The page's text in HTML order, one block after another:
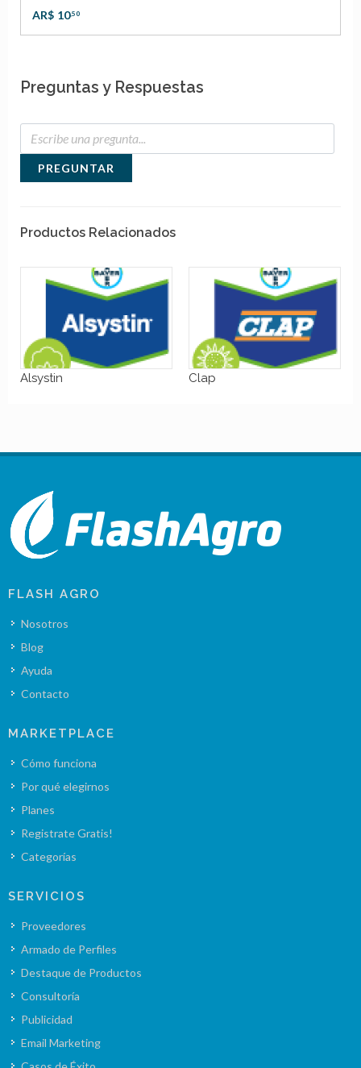
AR$ 10,50
Preguntas y Respuestas
PREGUNTAR
Productos Relacionados
Alsystin Clap
FLASH AGRO
Nosotros
Blog
Ayuda
Contacto
MARKETPLACE
Cómo funciona
Por qué elegirnos
Planes
Registrate Gratis!
Categorías
SERVICIOS
Proveedores
Armado de Perfiles
Destaque de Productos
Consultoría
Publicidad
Email Marketing